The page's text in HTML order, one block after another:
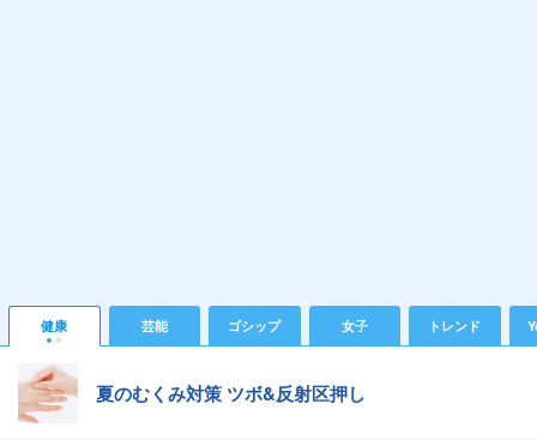
健康 芸能 ゴシップ 女子 トレンド
夏のむくみ対策 ツボ&反射区押し